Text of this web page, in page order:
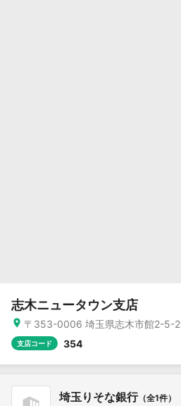
志木ニュータウン支店
〒353-0006 埼玉県志木市館2-5-2
支店コード 354
埼玉りそな銀行（全1件）